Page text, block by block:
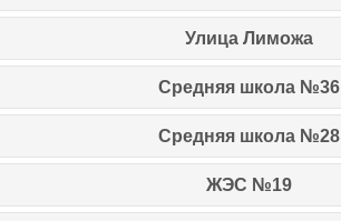
Улица Лиможа
Средняя школа №36
Средняя школа №28
ЖЭС №19